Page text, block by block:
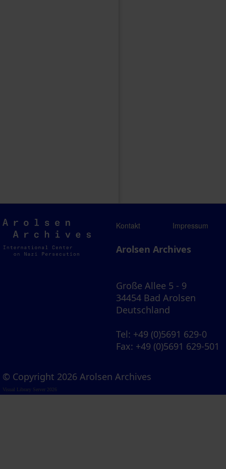
Arolsen
Archives
Kontakt Impressum
Arolsen Archives
Große Allee 5 - 9
34454 Bad Arolsen
Deutschland
Tel: +49 (0)5691 629-0
Fax: +49 (0)5691 629-501
© Copyright 2026 Arolsen Archives
Visual Library Server 2026